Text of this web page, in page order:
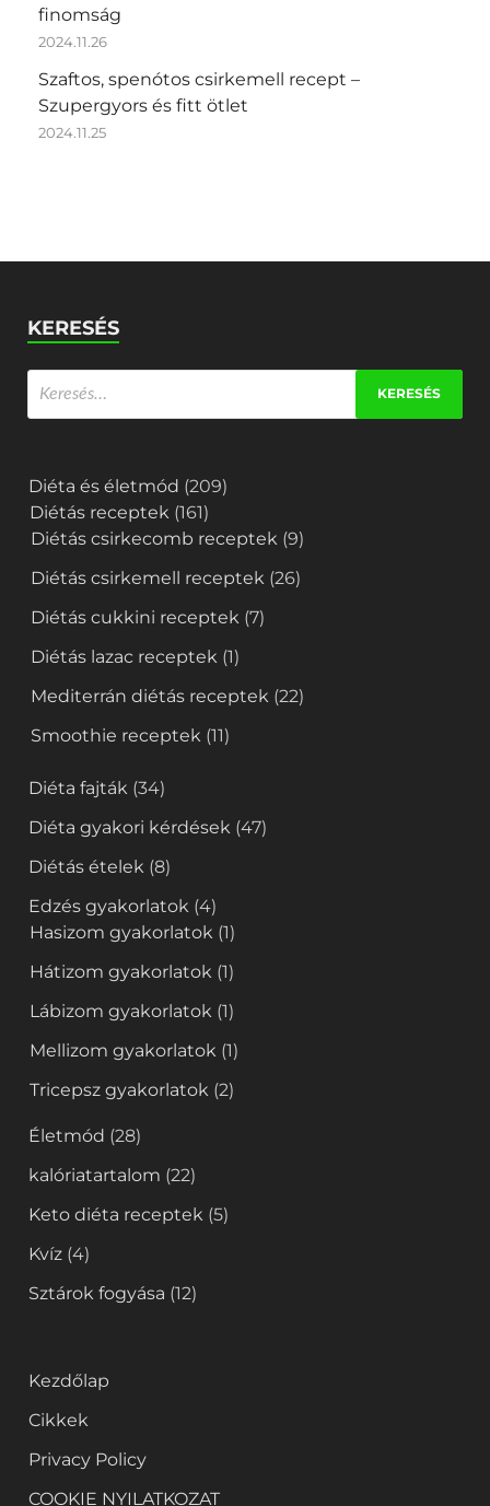
finomság
2024.11.26
Szaftos, spenótos csirkemell recept –
Szupergyors és fitt ötlet
2024.11.25
KERESÉS
Diéta és életmód (209)
Diétás receptek (161)
Diétás csirkecomb receptek (9)
Diétás csirkemell receptek (26)
Diétás cukkini receptek (7)
Diétás lazac receptek (1)
Mediterrán diétás receptek (22)
Smoothie receptek (11)
Diéta fajták (34)
Diéta gyakori kérdések (47)
Diétás ételek (8)
Edzés gyakorlatok (4)
Hasizom gyakorlatok (1)
Hátizom gyakorlatok (1)
Lábizom gyakorlatok (1)
Mellizom gyakorlatok (1)
Tricepsz gyakorlatok (2)
Életmód (28)
kalóriatartalom (22)
Keto diéta receptek (5)
Kvíz (4)
Sztárok fogyása (12)
Kezdőlap
Cikkek
Privacy Policy
COOKIE NYILATKOZAT